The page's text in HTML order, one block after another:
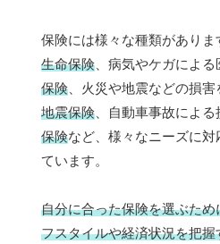
保険には様々な種類がありま
生命保険 、病気やケガによ
保険 、火災や地震などの損
地震保険 、自動車事故によ
保険など、様々なニーズに
ています。
自分に合った保険を選ぶた
フスタイルや経済状況を把